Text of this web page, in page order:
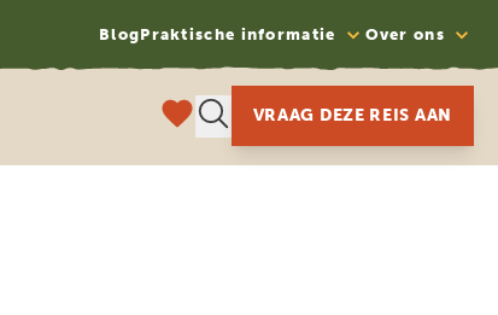
BlogPraktische informatie Over ons
VRAAG DEZE REIS AAN